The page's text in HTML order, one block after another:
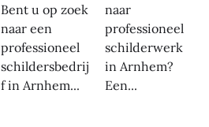
Bent u op zoek
naar een
professioneel
schildersbedrij
f in Arnhem...
naar
professioneel
schilderwerk
in Arnhem?
Een...